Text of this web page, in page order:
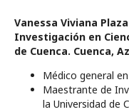
Vanessa Viviana
Investigación en
de Cuenca. Cuenca,
Médico general
Maestrante de
la Universidad de